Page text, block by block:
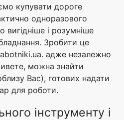
купувати дороге
одноразового
вигідніше і розумніше
Зробити це
адже незалежно
можна знайти
Вас), готових надати
для роботи.
інструменту і